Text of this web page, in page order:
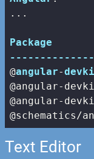
...
Package
@angular-
@angular-
Text Editor